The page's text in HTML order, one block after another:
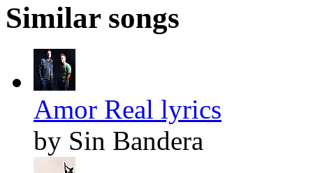
Similar songs
Amor Real lyrics
by Sin Bandera